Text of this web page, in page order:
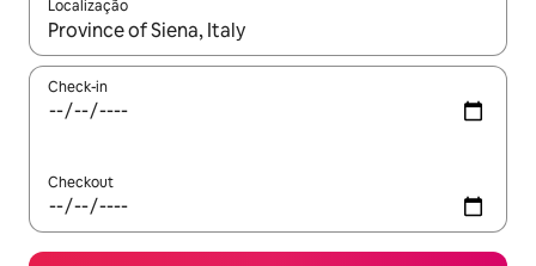
Localização
Quando os resultados estiverem disponíveis, explore-os
Check-in
Checkout